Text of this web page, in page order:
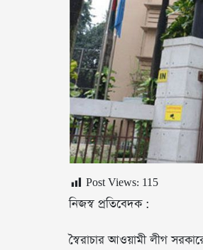
Post Views: 115
নিজস্ব প্রতিবেদক :
স্বৈরাচার আওয়ামী লীগ